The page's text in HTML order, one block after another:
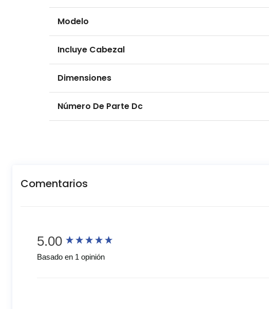
Modelo
Incluye Cabezal
Dimensiones
Número De Parte Dc
Comentarios
5.00
Basado en 1 opinión
New content loaded